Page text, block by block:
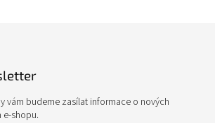
vám budeme zasílat informace o nových
e-shopu.